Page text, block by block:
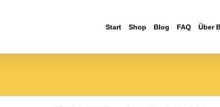
Start Shop Blog FAQ Über